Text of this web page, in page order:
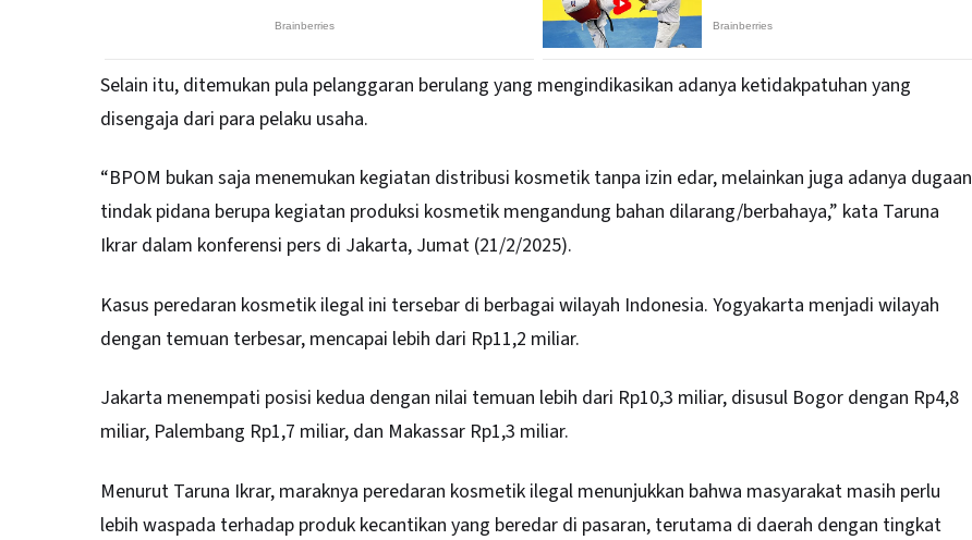
Selain itu, ditemukan pula pelanggaran berulang yang mengindikasikan adanya ketidakpatuhan yang
disengaja dari para pelaku usaha.
“BPOM bukan saja menemukan kegiatan distribusi kosmetik tanpa izin edar, melainkan juga adanya dugaan
tindak pidana berupa kegiatan produksi kosmetik mengandung bahan dilarang/berbahaya,” kata Taruna
Ikrar dalam konferensi pers di Jakarta, Jumat (21/2/2025).
Kasus peredaran kosmetik ilegal ini tersebar di berbagai wilayah Indonesia. Yogyakarta menjadi wilayah
dengan temuan terbesar, mencapai lebih dari Rp11,2 miliar.
Jakarta menempati posisi kedua dengan nilai temuan lebih dari Rp10,3 miliar, disusul Bogor dengan Rp4,8
miliar, Palembang Rp1,7 miliar, dan Makassar Rp1,3 miliar.
Menurut Taruna Ikrar, maraknya peredaran kosmetik ilegal menunjukkan bahwa masyarakat masih perlu
lebih waspada terhadap produk kecantikan yang beredar di pasaran, terutama di daerah dengan tingkat